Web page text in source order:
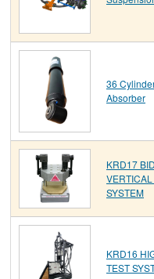
36
Absorber
KRD17
SYSTEM
KRD16
TEST